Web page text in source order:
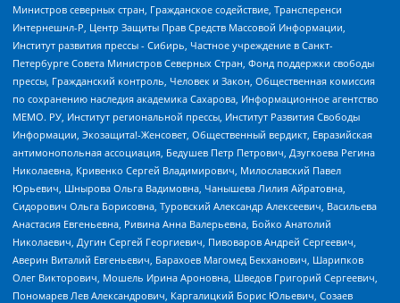
Министров северных стран, Гражданское содействие, Трансперенси
Интернешнл-Р, Центр Защиты Прав Средств Массовой Информации,
Институт развития прессы - Сибирь, Частное учреждение в Санкт-
Петербурге Совета Министров Северных Стран, Фонд поддержки свободы
прессы, Гражданский контроль, Человек и Закон, Общественная комиссия
по сохранению наследия академика Сахарова, Информационное агентство
МЕМО. РУ, Институт региональной прессы, Институт Развития Свободы
Информации, Экозащита!-Женсовет, Общественный вердикт, Евразийская
антимонопольная ассоциация, Бедушев Петр Петрович, Дзугкоева Регина
Николаевна, Кривенко Сергей Владимирович, Милославский Павел
Юрьевич, Шнырова Ольга Вадимовна, Чанышева Лилия Айратовна,
Сидорович Ольга Борисовна, Туровский Александр Алексеевич, Васильева
Анастасия Евгеньевна, Ривина Анна Валерьевна, Бойко Анатолий
Николаевич, Дугин Сергей Георгиевич, Пивоваров Андрей Сергеевич,
Аверин Виталий Евгеньевич, Барахоев Магомед Бекханович, Шарипков
Олег Викторович, Мошель Ирина Ароновна, Шведов Григорий Сергеевич,
Пономарев Лев Александрович, Каргалицкий Борис Юльевич, Созаев